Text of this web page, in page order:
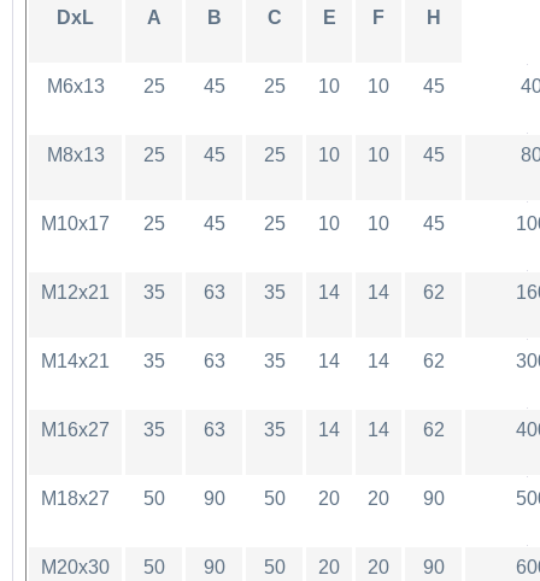
DxL
A B C E F H
M6x13 25 45 25 10 10 45
M8x13 25 45 25 10 10 45
M10x17 25 45 25 10 10 45
M12x21 35 63 35 14 14 62
M14x21 35 63 35 14 14 62
M16x27 35 63 35 14 14 62
M18x27 50 90 50 20 20 90
M20x30 50 90 50 20 20 90